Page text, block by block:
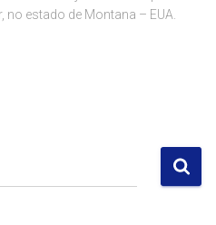
no estado de Montana – EUA.